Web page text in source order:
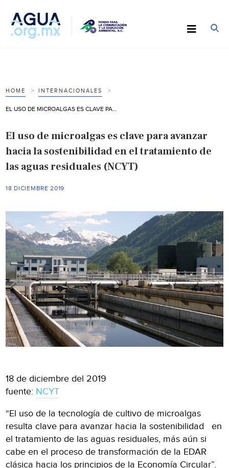
HOME INTERNACIONALES
El uso de microalgas es clave para avanzar
hacia la sostenibilidad en el tratamiento de
las aguas residuales (NCYT)
18 DICIEMBRE 2019
18 de diciembre del 2019
fuente: NCYT
“El uso de la tecnología de cultivo de microalgas
resulta clave para avanzar hacia la sostenibilidad en
el tratamiento de las aguas residuales, más aún si
cabe en el proceso de transformación de la EDAR
clásica hacia los principios de la Economía Circular”.